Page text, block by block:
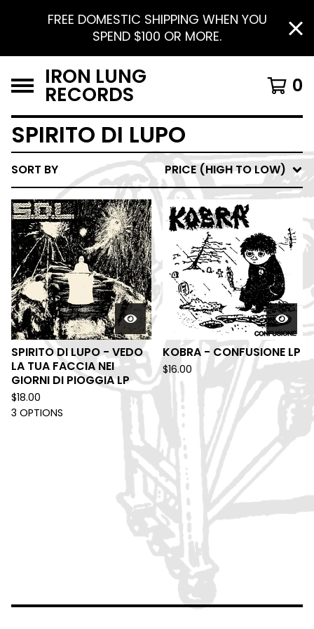
FREE DOMESTIC SHIPPING WHEN YOU
SPEND $100 OR MORE.
IRON LUNG
RECORDS 0
SPIRITO DI LUPO
SORT BY PRICE (HIGH TO LOW)
SPIRITO DI LUPO - VEDO
LA TUA FACCIA NEI
GIORNI DI PIOGGIA LP
$18.00
3 OPTIONS
KOBRA - CONFUSIONE LP
$16.00